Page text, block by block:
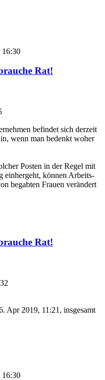
Rat!
befindet sich derzeit
wenn man bedenkt woher
Posten in der Regel mit
einhergeht, können Arbeits-
begabten Frauen verändert
Rat!
Apr 2019, 11:21, insgesamt